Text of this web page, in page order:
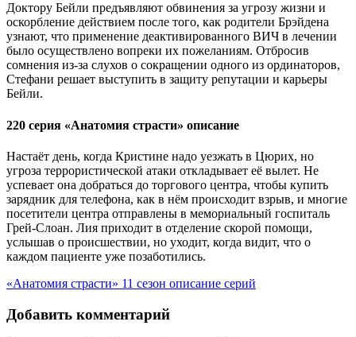
Доктору Бейли предъявляют обвинения за угрозу жизни и
оскорбление действием после того, как родители Брэйдена
узнают, что применение деактивированного ВИЧ в лечении
было осуществлено вопреки их пожеланиям. Отбросив
сомнения из-за слухов о сокращении одного из ординаторов,
Стефани решает выступить в защиту репутации и карьеры
Бейли.
220 серия «Анатомия страсти» описание
Настаёт день, когда Кристине надо уезжать в Цюрих, но
угроза террористической атаки откладывает её вылет. Не
успевает она добраться до торгового центра, чтобы купить
зарядник для телефона, как в нём происходит взрыв, и многие
посетители центра отправлены в мемориальный госпиталь
Грей-Слоан. Лия приходит в отделение скорой помощи,
услышав о происшествии, но уходит, когда видит, что о
каждом пациенте уже позаботились.
«Анатомия страсти» 11 сезон описание серий
Добавить комментарий